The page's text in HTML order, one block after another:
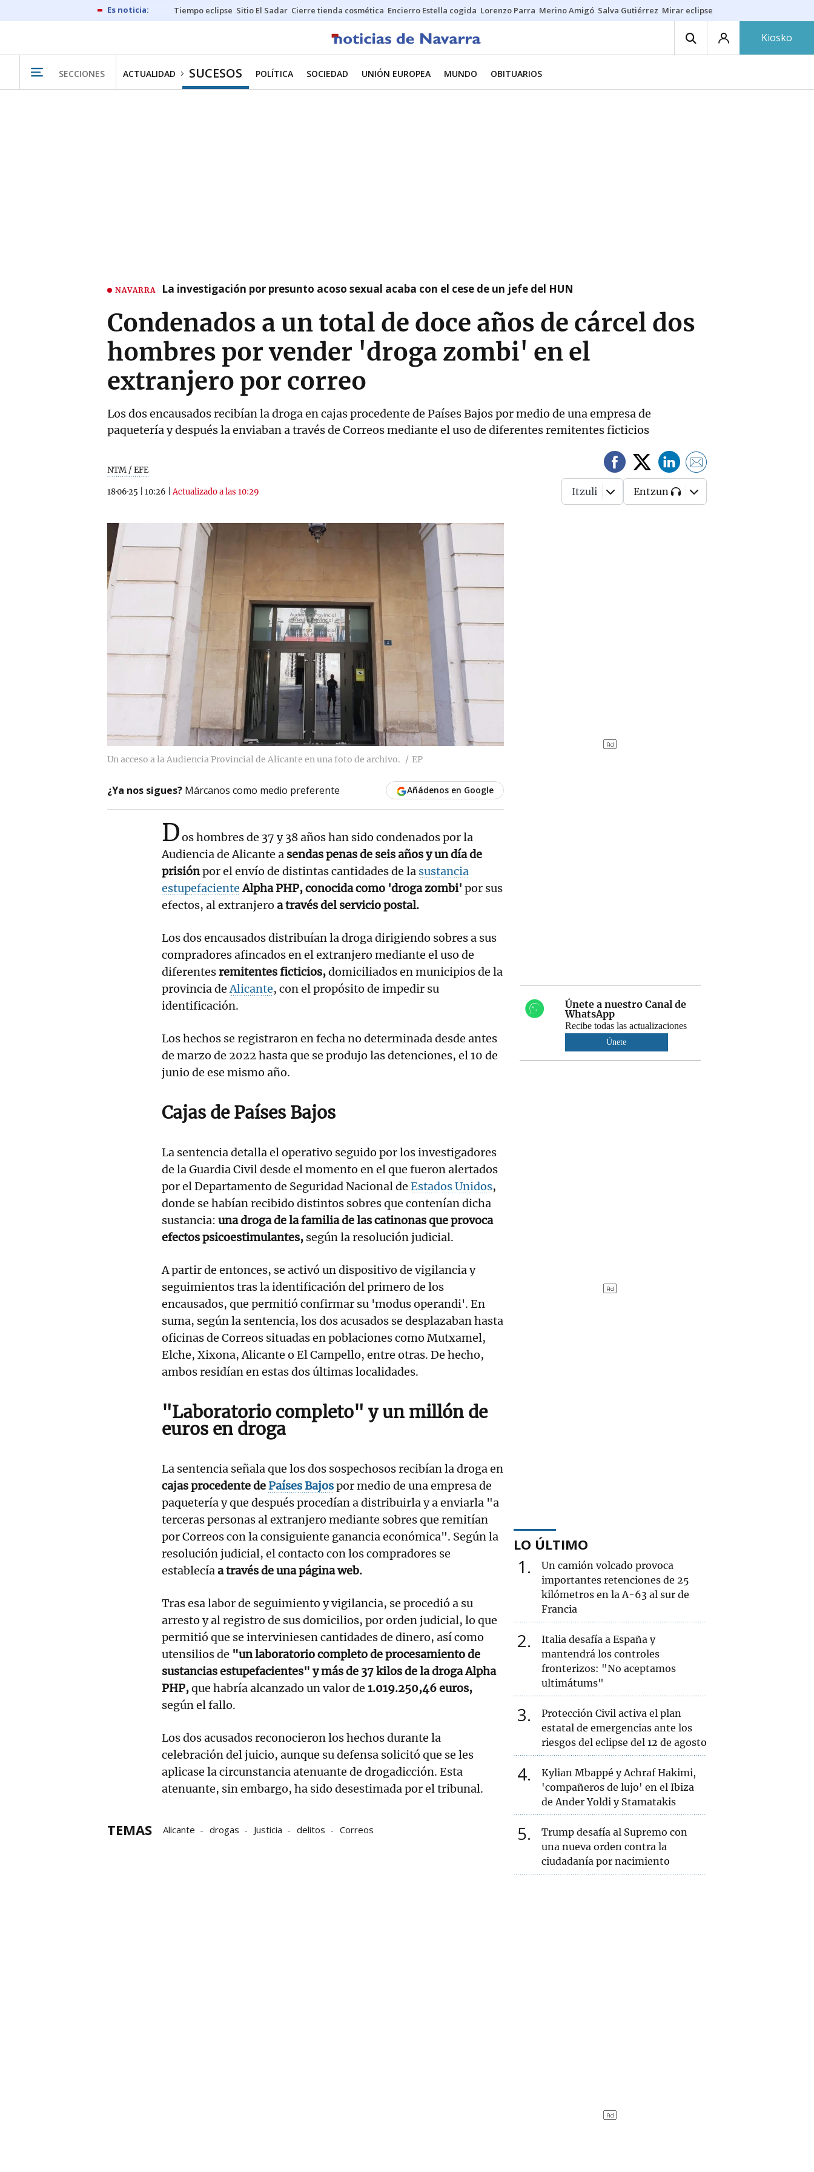
Tiempo eclipse Sitio El Sadar Cierre tienda cosmética Encierro Estella cogida Lorenzo Parra Merino Amigó Salva Gutiérrez Mirar eclipse
Kiosko
SECCIONES ACTUALIDAD SUCESOS POLÍTICA SOCIEDAD UNIÓN EUROPEA MUNDO OBITUARIOS
NAVARRA La investigación por presunto acoso sexual acaba con el cese de un jefe del HUN
Condenados a un total de doce años de cárcel dos
hombres por vender 'droga zombi' en el
extranjero por correo
Los dos encausados recibían la droga en cajas procedente de Países Bajos por medio de una empresa de
paquetería y después la enviaban a través de Correos mediante el uso de diferentes remitentes ficticios
NTM / EFE
18·06·25 10:26 |Actualizado a las 10:29 Itzuli Entzun
Un acceso a la Audiencia Provincial de Alicante en una foto de archivo. EP
¿Ya nos sigues? Márcanos como medio preferente Añádenos en Google
Dos hombres de 37 y 38 años han sido condenados por la
Audiencia de Alicante a sendas penas de seis años y un día de
prisiónpor el envío de distintas cantidades de la sustancia
estupefaciente Alpha PHP, conocida como 'droga zombi' por sus
efectos, al extranjero a través del servicio postal.
Los dos encausados distribuían la droga dirigiendo sobres a sus
compradores afincados en el extranjero mediante el uso de
diferentesremitentes ficticios,domiciliados en municipios de la
provincia deAlicante, con el propósito de impedir su
identificación.
Los hechos se registraron en fecha no determinada desde antes
de marzo de 2022 hasta que se produjo las detenciones, el 10 de
junio de ese mismo año.
Cajas de Países Bajos
La sentencia detalla el operativo seguido por los investigadores
de la Guardia Civil desde el momento en el que fueron alertados
por el Departamento de Seguridad Nacional de Estados Unidos,
donde se habían recibido distintos sobres que contenían dicha
sustancia: una droga de la familia de las catinonas que provoca
efectos psicoestimulantes, según la resolución judicial.
A partir de entonces, se activó un dispositivo de vigilancia y
seguimientos tras la identificación del primero de los
encausados, que permitió confirmar su 'modus operandi'. En
suma, según la sentencia, los dos acusados se desplazaban hasta
oficinas de Correos situadas en poblaciones como Mutxamel,
Elche, Xixona, Alicante o El Campello, entre otras. De hecho,
ambos residían en estas dos últimas localidades.
"Laboratorio completo" y un millón de
euros en droga
La sentencia señala que los dos sospechosos recibían la droga en
cajas procedente dePaíses Bajospor medio de una empresa de
paquetería y que después procedían a distribuirla y a enviarla "a
terceras personas al extranjero mediante sobres que remitían
por Correos con la consiguiente ganancia económica". Según la
resolución judicial, el contacto con los compradores se
establecíaa través de una página web.
Tras esa labor de seguimiento y vigilancia, se procedió a su
arresto y al registro de sus domicilios, por orden judicial, lo que
permitió que se interviniesen cantidades de dinero, así como
utensilios de "un laboratorio completo de procesamiento de
sustancias estupefacientes" y más de 37 kilos de la droga Alpha
PHP,que habría alcanzado un valor de 1.019.250,46 euros,
según el fallo.
Los dos acusados reconocieron los hechos durante la
celebración del juicio, aunque su defensa solicitó que se les
aplicase la circunstancia atenuante de drogadicción. Esta
atenuante, sin embargo, ha sido desestimada por el tribunal.
TEMAS Alicante drogas Justicia delitos Correos
Únete a nuestro Canal de
WhatsApp
Recibe todas las actualizaciones
Únete
LO ÚLTIMO
1
Un camión volcado provoca
importantes retenciones de 25
kilómetros en la A-63 al sur de
Francia
2
Italia desafía a España y
mantendrá los controles
fronterizos: "No aceptamos
ultimátums"
3
Protección Civil activa el plan
estatal de emergencias ante los
riesgos del eclipse del 12 de agosto
4
Kylian Mbappé y Achraf Hakimi,
'compañeros de lujo' en el Ibiza
de Ander Yoldi y Stamatakis
5
Trump desafía al Supremo con
una nueva orden contra la
ciudadanía por nacimiento